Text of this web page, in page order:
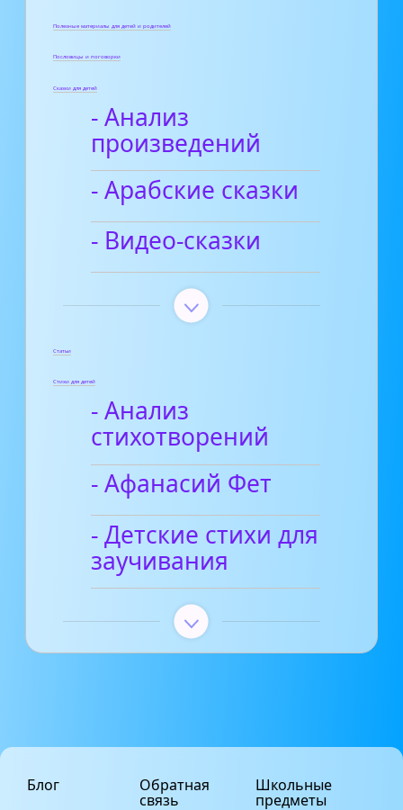
Полезные материалы для детей и родителей
Пословицы и поговорки
Сказки для детей
- Анализ
произведений
- Арабские сказки
- Видео-сказки
Статьи
Стихи для детей
- Анализ
стихотворений
- Афанасий Фет
- Детские стихи для
заучивания
Блог Обратная
связь
Школьные
предметы